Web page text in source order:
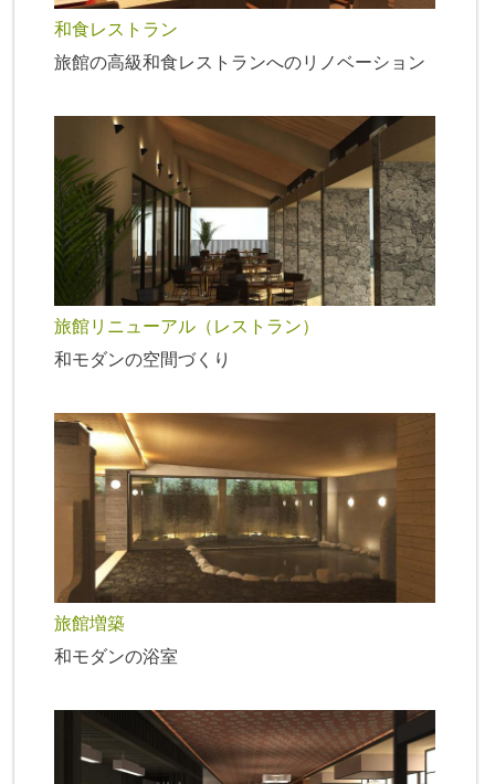
和食レストラン
旅館の高級和食レストランへのリノベーション
旅館リニューアル（レストラン）
和モダンの空間づくり
旅館増築
和モダンの浴室